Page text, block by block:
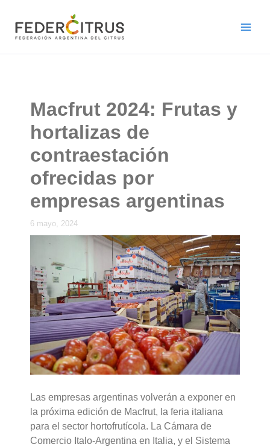
contenido
Macfrut 2024: Frutas y
hortalizas de
contraestación
ofrecidas por
empresas argentinas
6 mayo, 2024
Las empresas argentinas volverán a exponer en
la próxima edición de Macfrut, la feria italiana
para el sector hortofrutícola. La Cámara de
Comercio Italo-Argentina en Italia, y el Sistema